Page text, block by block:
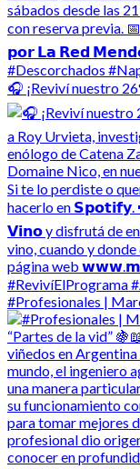
🎧 ¡Reviví nuestro
#Profesionales |